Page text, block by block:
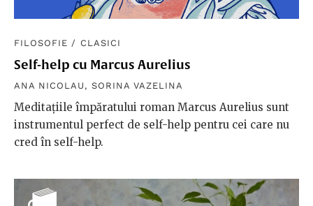
FILOSOFIE / CLASICI
Self-help cu Marcus Aurelius
ANA NICOLAU , SORINA VAZELINA
Meditațiile împăratului roman Marcus Aurelius sunt
instrumentul perfect de self-help pentru cei care nu
cred în self-help.